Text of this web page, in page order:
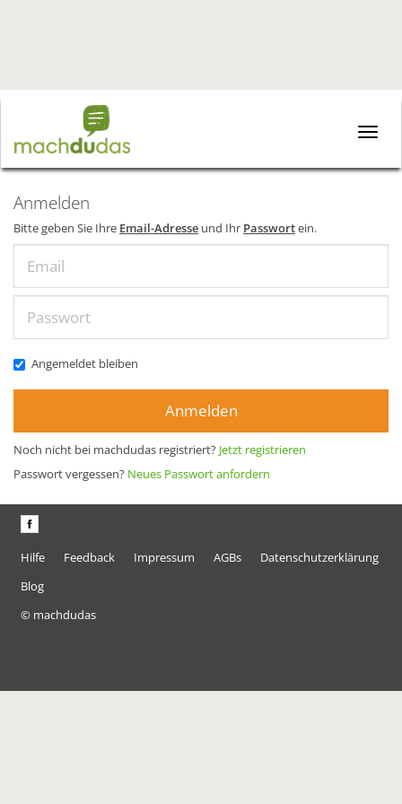
Toggle
Anmelden
Bitte geben Sie Ihre Email-Adresse und Ihr Passwortein.
Angemeldet bleiben
Anmelden
Noch nicht bei machdudas registriert? Jetzt registrieren
Passwort vergessen? Neues Passwort anfordern
Hilfe Feedback Impressum AGBs
Datenschutzerklärung
Blog
© machdudas